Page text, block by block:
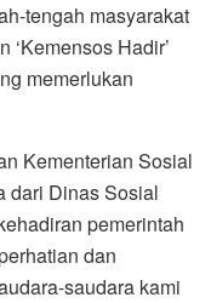
tengah masyarakat
Hadir’
memerlukan
Kementerian Sosial
dari Dinas Sosial
pemerintah
dan
saudara kami